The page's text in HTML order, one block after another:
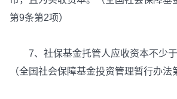
第9条第2项）
7、社保基金托管人应收资本不少于
（全国社会保障基金投资管理暂行办法